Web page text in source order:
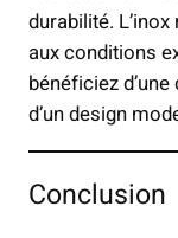
durabilité.
aux conditions
bénéficiez
d’un design
Conclusion